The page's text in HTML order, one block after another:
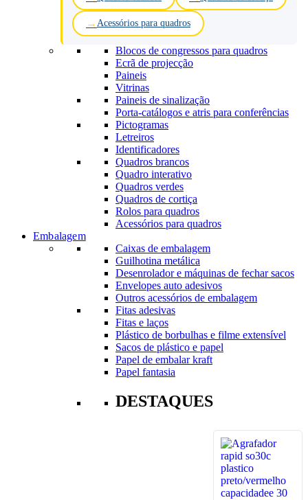
Acessórios para quadros
Blocos de congressos para quadros
Ecrã de projecção
Paineis
Vitrinas
Paineis de sinalização
Porta-catálogos e atris para conferências
Pictogramas
Letreiros
Identificadores
Quadros brancos
Quadro interativo
Quadros verdes
Quadros de cortiça
Rolos para quadros
Acessórios para quadros
Embalagem
Caixas de embalagem
Guilhotina metálica
Desenrolador e máquinas de fechar sacos
Envelopes auto adesivos
Outros acessórios de embalagem
Fitas adesivas
Fitas e laços
Plástico de borbulhas e filme extensível
Sacos de plástico e papel
Papel de embalar kraft
Papel fantasia
DESTAQUES